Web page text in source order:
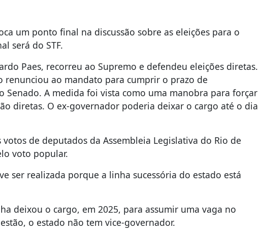
um ponto final na discussão sobre as eleições para o
será do STF.
Paes, recorreu ao Supremo e defendeu eleições diretas.
ao mandato para cumprir o prazo de
Senado. A medida foi vista como uma manobra para forçar
diretas. O ex-governador poderia deixar o cargo até o dia
de deputados da Assembleia Legislativa do Rio de
voto popular.
ser realizada porque a linha sucessória do estado está
deixou o cargo, em 2025, para assumir uma vaga no
o estado não tem vice-governador.